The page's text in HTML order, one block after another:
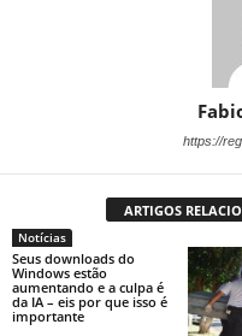
https://
ARTIGOS
Notícias
Seus downloads do
Windows estão
aumentando e a culpa é
da IA ​​– eis por que isso é
importante